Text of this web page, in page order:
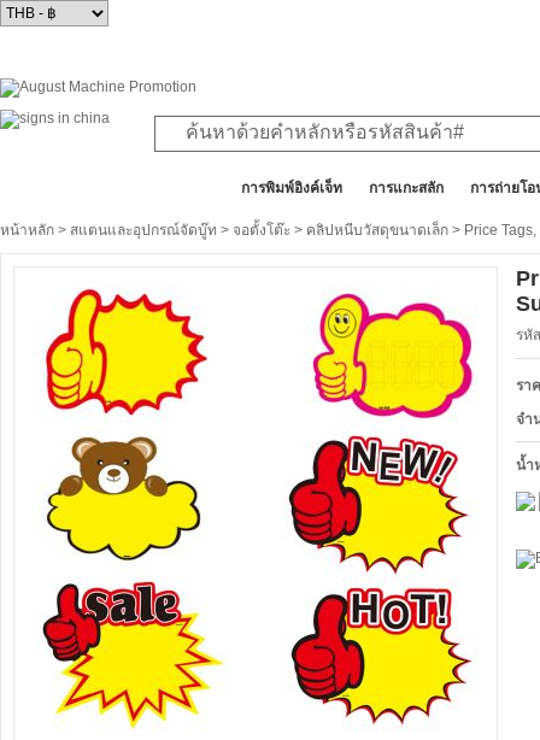
การพิมพ์อิงค์เจ็ท การแกะสลัก การถ่ายโ
หน้าหลัก > สแตนและอุปกรณ์จัดบู๊ท > จอตั้งโต๊ะ > คลิปหนีบวัสดุขนาดเล็ก > Price
รหั
รา
จำ
น้ำ